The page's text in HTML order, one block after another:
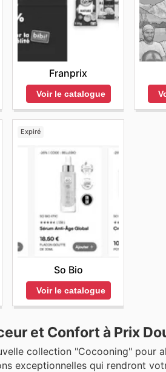
Franprix
Voir le catalogue
Expiré
So Bio
Voir le catalogue
et Confort à Prix
collection "Cocooning" pour
exceptionnelles qui rendront